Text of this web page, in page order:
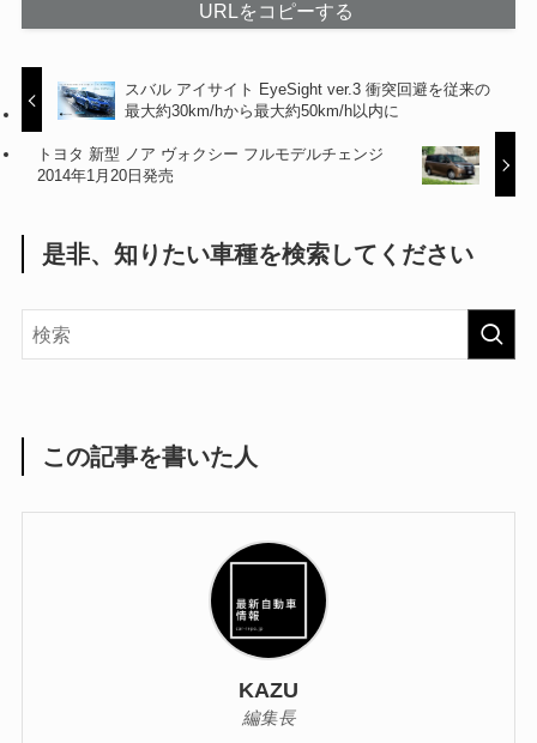
URLをコピーする
スバル アイサイト EyeSight ver.3 衝突回避を従来の
最大約30km/hから最大約50km/h以内に
トヨタ 新型 ノア ヴォクシー フルモデルチェンジ
2014年1月20日発売
是非、知りたい車種を検索してください
この記事を書いた人
KAZU
編集長